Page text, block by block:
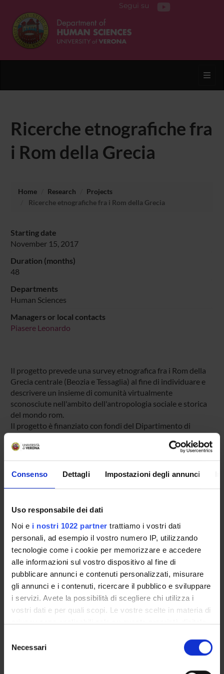
Consenso Dettagli Impostazioni degli annunci
Uso responsabile dei dati
Noi e i nostri 1022 partner trattiamo i vostri dati
personali, ad esempio il vostro numero IP, utilizzando
tecnologie come i cookie per memorizzare e accedere
alle informazioni sul vostro dispositivo al fine di
pubblicare annunci e contenuti personalizzati, misurare
gli annunci e i contenuti, ricercare il pubblico e sviluppare
i servizi. Avete la possibilità di scegliere chi utilizza i
vostri dati e per quali scopi. Le vostre scelte in materia di
privacy sono applicabili solo su questa proprietà digitale
modificare o revocare il proprio consenso in qualsiasi
momento dalla Dichiarazione sui cookie o facendo clic
delNecessari
Segui su
Ricerche etnografiche fra
i Rom della Grecia
Home Research
Projects
Ricerche etnografiche fra i Rom della Grecia
Starting date
November 15, 2017
Duration (months)
48
Departments
Human Sciences
Managers or local contacts
Piasere Leonardo
Il progetto prevede una survey etnografica fra i Rom della
Grecia centrale (Beozia e Tessaglia) al fine di individuare e
descrivere un insieme di comunità virtualmente
sconosciute nell'ambito dell'antropologia sociale e storica
del mondo rom.
Il progetto è finanziato con fondi del Dipartimento di
Scienze Umane.
PROJECT PARTICIPANTS
Leonardo Piasere
ACTIVITIES
RESEARCH AREAS
RESEARCH GROUPS
PHD PROGRAMMES